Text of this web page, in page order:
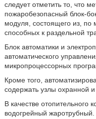
следует отметить то, что
пожаробезопасный блок-
модуля, состоящего из, по
способных к раздельной
Блок автоматики и
автоматического
микропроцессорных
Кроме того,
содержать узлы охранной
В качестве отопительного
водогрейный жаротрубный.